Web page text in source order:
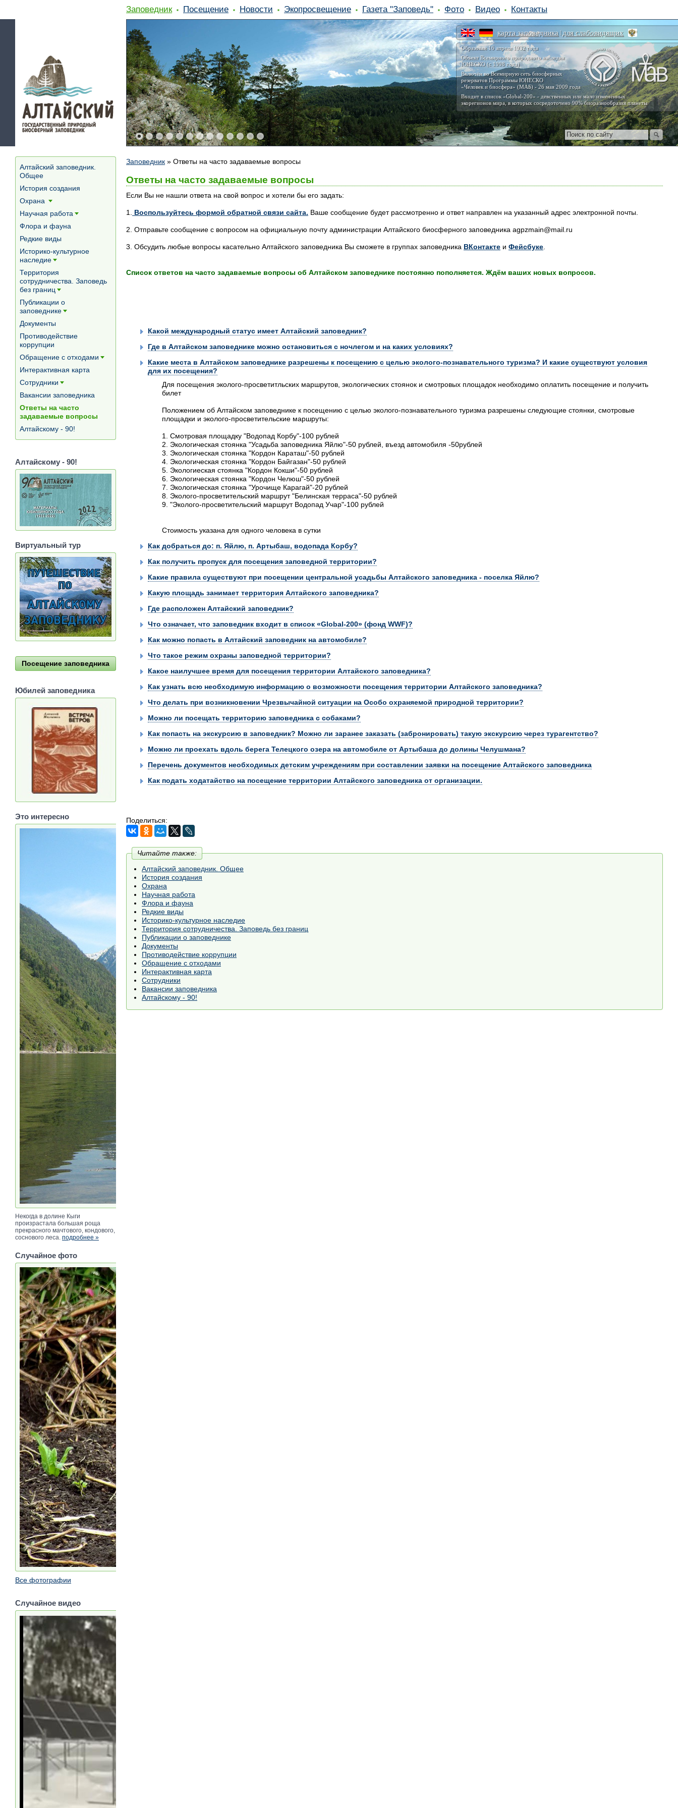
карта заповедника | для слабовидящих
Образован 16 апреля 1932 года
Объект Всемирного природного наследия
ЮНЕСКО (с 1998 года)
Включён во Всемирную сеть биосферных
резерватов Программы ЮНЕСКО
«Человек и биосфера» (МАБ) - 26 мая 2009 года
Входит в список «Global-200» - девственных или мало изменённых
экорегионов мира, в которых сосредоточено 90% биоразнообразия планеты
Заповедник Посещение Новости Экопросвещение Газета "Заповедь" Фото Видео Контакты
Заповедник » Ответы на часто задаваемые вопросы
Ответы на часто задаваемые вопросы
Если Вы не нашли ответа на свой вопрос и хотели бы его задать:
1. Воспользуйтесь формой обратной связи сайта. Ваше сообщение будет рассмотренно и ответ направлен на указанный адрес электронной почты.
2. Отправьте сообщение с вопросом на официальную почту администрации Алтайского биосферного заповедника agpzmain@mail.ru
3. Обсудить любые вопросы касательно Алтайского заповедника Вы сможете в группах заповедника ВКонтакте и Фейсбуке
Список ответов на часто задаваемые вопросы об Алтайском заповеднике постоянно пополняется. Ждём ваших новых вопросов.
Какой международный статус имеет Алтайский заповедник?
Где в Алтайском заповеднике можно остановиться с ночлегом и на каких условиях?
Какие места в Алтайском заповеднике разрешены к посещению с целью эколого-познавательного туризма? И какие существуют условия
для их посещения?
Для посещения эколого-просветитльских маршрутов, экологических стоянок и смотровых площадок необходимо оплатить посещение и получить
билет
Положением об Алтайском заповеднике к посещению с целью эколого-познавательного туризма разрешены следующие стоянки, смотровые
площадки и эколого-просветительские маршруты:
1. Смотровая площадку "Водопад Корбу"-100 рублей
2. Экологическая стоянка "Усадьба заповедника Яйлю"-50 рублей, въезд автомобиля -50рублей
3. Экологическая стоянка "Кордон Караташ"-50 рублей
4. Экологическая стоянка "Кордон Байгазан"-50 рублей
5. Экологиеская стоянка "Кордон Кокши"-50 рублей
6. Экологическая стоянка "Кордон Челюш"-50 рублей
7. Экологическая стоянка "Урочище Карагай"-20 рублей
8. Эколого-просветительский маршрут "Белинская терраса"-50 рублей
9. "Эколого-просветительский маршрут Водопад Учар"-100 рублей
Стоимость указана для одного человека в сутки
Как добраться до: п. Яйлю, п. Артыбаш, водопада Корбу?
Как получить пропуск для посещения заповедной территории?
Какие правила существуют при посещении центральной усадьбы Алтайского заповедника - поселка Яйлю?
Какую площадь занимает территория Алтайского заповедника?
Где расположен Алтайский заповедник?
Что означает, что заповедник входит в список «Global-200» (фонд WWF)?
Как можно попасть в Алтайский заповедник на автомобиле?
Что такое режим охраны заповедной территории?
Какое наилучшее время для посещения территории Алтайского заповедника?
Как узнать всю необходимую информацию о возможности посещения территории Алтайского заповедника?
Что делать при возникновении Чрезвычайной ситуации на Особо охраняемой природной территории?
Можно ли посещать территорию заповедника с собаками?
Как попасть на экскурсию в заповедник? Можно ли заранее заказать (забронировать) такую экскурсию через турагентство?
Можно ли проехать вдоль берега Телецкого озера на автомобиле от Артыбаша до долины Челушмана?
Перечень документов необходимых детским учреждениям при составлении заявки на посещение Алтайского заповедника
Как подать ходатайство на посещение территории Алтайского заповедника от организации.
Поделиться:
Читайте также:
Алтайский заповедник. Общее
История создания
Охрана
Научная работа
Флора и фауна
Редкие виды
Историко-культурное наследие
Территория сотрудничества. Заповедь без границ
Публикации о заповеднике
Документы
Противодействие коррупции
Обращение с отходами
Интерактивная карта
Сотрудники
Вакансии заповедника
Алтайскому - 90!
Алтайский заповедник.
Общее
История создания
Охрана
Научная работа
Флора и фауна
Редкие виды
Историко-культурное
наследие
Территория
сотрудничества. Заповедь
без границ
Публикации о
заповеднике
Документы
Противодействие
коррупции
Обращение с отходами
Интерактивная карта
Сотрудники
Вакансии заповедника
Ответы на часто
задаваемые вопросы
Алтайскому - 90!
Алтайскому - 90!
Виртуальный тур
Посещение заповедника
Юбилей заповедника
Это интересно
Некогда в долине Кыги
произрастала большая роща
прекрасного мачтового, кондового,
соснового леса. подробнее »
Случайное фото
Все фотографии
Случайное видео